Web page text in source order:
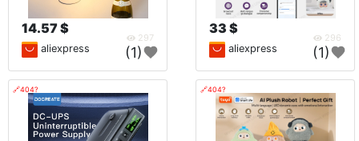
14.57 $
297
aliexpress (1)
33 $
296
aliexpress (1)
🔗404? 🔗404?